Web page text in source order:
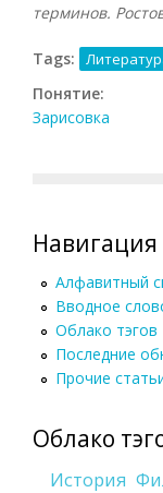
терминов.
Tags:
Понятие:
Зарисовка
Навигация
Алфавитный
Вводное
Облако тэгов
Последние
Прочие
Облако
История